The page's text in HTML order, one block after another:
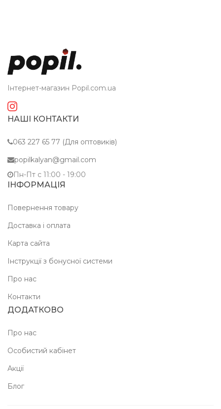
Інтернет-магазин Popil.com.ua
НАШІ КОНТАКТИ
063 227 65 77 (Для оптовиків)
popilkalyan@gmail.com
Пн-Пт c 11:00 - 19:00
ІНФОРМАЦІЯ
Повернення товару
Доставка і оплата
Карта сайта
Інструкції з бонусної системи
Про нас
Контакти
ДОДАТКОВО
Про нас
Особистий кабінет
Акції
Блог